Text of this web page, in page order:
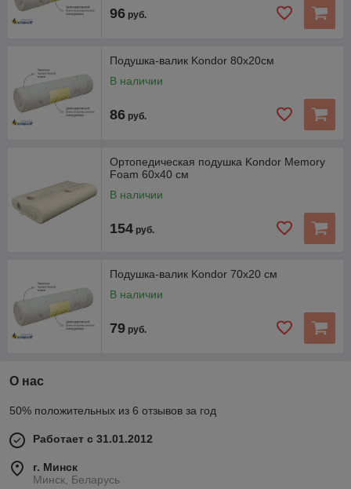
Дзержинск (ул.Островского,3),+37529 253 23 29. 8(029)772
25 10 МТС.
96 руб.
Подушка-валик Kondor 80х20см
В наличии
86 руб.
Ортопедическая подушка Kondor Memory
Foam 60х40 см
В наличии
154 руб.
Подушка-валик Kondor 70х20 см
В наличии
79 руб.
О нас
50% положительных из 6 отзывов за год
Работает с 31.01.2012
г. Минск
Минск, Беларусь